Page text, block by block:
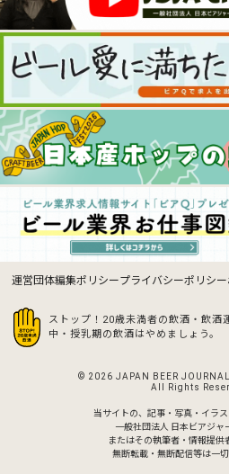
運営団体編集ポリシープライバシーポリシー
ストップ！20歳未満者の飲酒・飲酒
中・授乳期の飲酒はやめましょう。
© 2026 JAPAN BEER
All Rights
当サイトの、記事・写真・イラス
一般社団法人 日本ビアジャ
またはその執筆者・情報提供
無断転載・無断配信等は一切